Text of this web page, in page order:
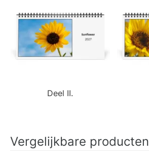
Deel II.
Vergelijkbare producten